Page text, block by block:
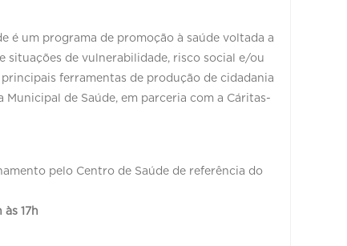
é um programa de promoção à saúde voltada a
situações de vulnerabilidade, risco social e/ou
ferramentas de produção de cidadania
de Saúde, em parceria com a Cáritas-
pelo Centro de Saúde de referência do
às 17h